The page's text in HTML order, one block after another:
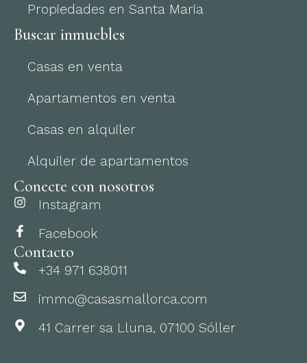
Propiedades en Santa Maria
Buscar inmuebles
Casas en venta
Apartamentos en venta
Casas en alquiler
Alquiler de apartamentos
Conecte con nosotros
Instagram
Facebook
Contacto
+34 971 638011
immo@casasmallorca.com
41 Carrer sa Lluna, 07100 Sóller